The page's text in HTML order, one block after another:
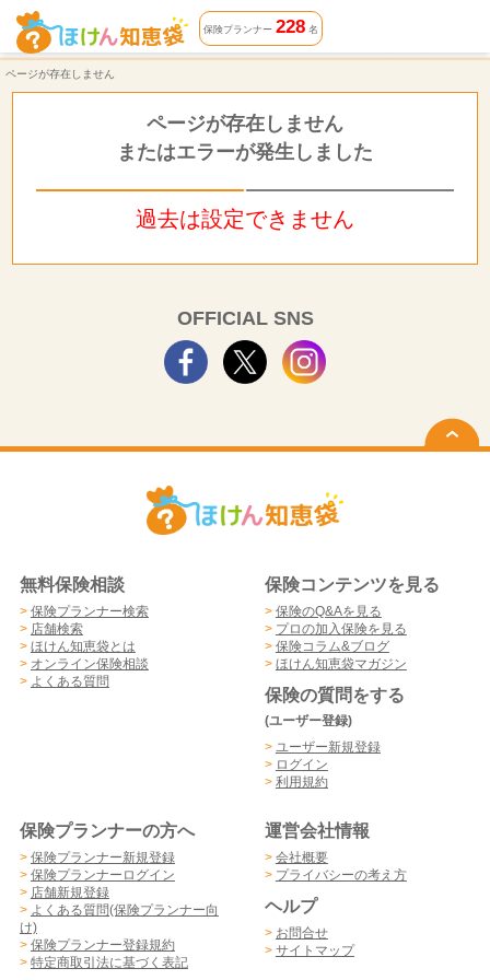
ページが存在しません | ほけん知恵袋
保険プランナー 228名
ページが存在しません
ページが存在しません
またはエラーが発生しました
過去は設定できません
OFFICIAL SNS
無料保険相談
> 保険プランナー検索
> 店舗検索
> ほけん知恵袋とは
> オンライン保険相談
> よくある質問
保険コンテンツを見る
> 保険のQ&Aを見る
> プロの加入保険を見る
> 保険コラム&ブログ
> ほけん知恵袋マガジン
保険の質問をする
(ユーザー登録)
> ユーザー新規登録
> ログイン
> 利用規約
保険プランナーの方へ
> 保険プランナー新規登録
> 保険プランナーログイン
> 店舗新規登録
> よくある質問(保険プランナー向
け)
> 保険プランナー登録規約
> 特定商取引法に基づく表記
運営会社情報
> 会社概要
> プライバシーの考え方
ヘルプ
> お問合せ
> サイトマップ